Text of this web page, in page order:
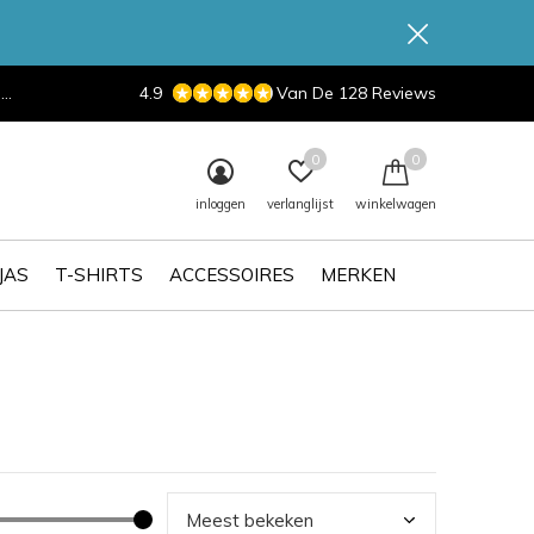
T-SHIRTS ACCESSOIRES MERKEN
inloggen verlanglijst
0
winkelwagen
0
4.9 Van De 128 Reviews